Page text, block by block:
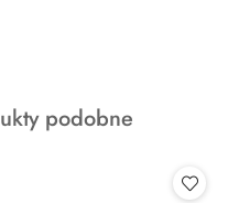
podobne